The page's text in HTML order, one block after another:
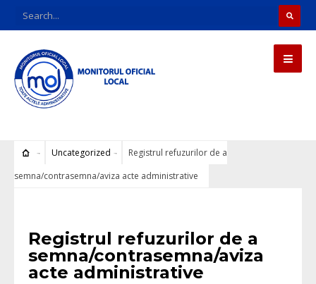
Uncategorized
Registrul refuzurilor de a
semna/contrasemna/aviza acte administrative
Registrul refuzurilor de a
semna/contrasemna/aviza
acte administrative